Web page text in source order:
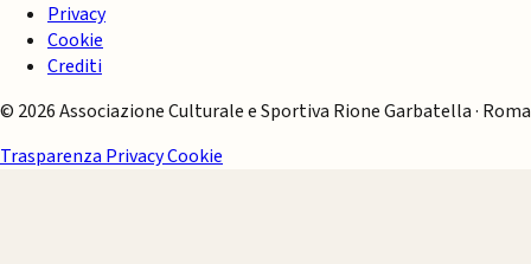
Privacy
Cookie
Crediti
© 2026 Associazione Culturale e Sportiva Rione Garbatella · Roma
Trasparenza PrivacyCookie